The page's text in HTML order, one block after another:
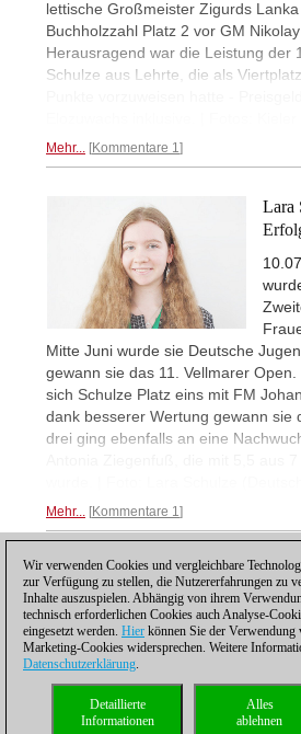
lettische Großmeister Zigurds
Buchholzzahl Platz 2 vor GM
Herausragend war die Leistung der
Schulze aus Lehrte, die als
Mehr... Kommentare 1
Lara
Mitte Juni wurde sie Deutsche
gewann sie das 11. Vellmarer
sich Schulze Platz eins mit FM
dank besserer Wertung gewann sie
drei ging ebenfalls an eine
Mehr... Kommentare 1
1
Datenschutzhinweis| Kontakt|
Compliance Hotline|
Wir verwenden Cookies und vergleichbare
zur Verfügung zu stellen, die Nutzererfahrungen zu
Inhalte auszuspielen. Abhängig von ihrem
technisch erforderlichen Cookies auch Analyse-
eingesetzt werden. Hier können Sie der
Marketing-Cookies widersprechen. Weitere
Datenschutzerklärung.
Alles
ablehnen
Detaillierte
Informationen